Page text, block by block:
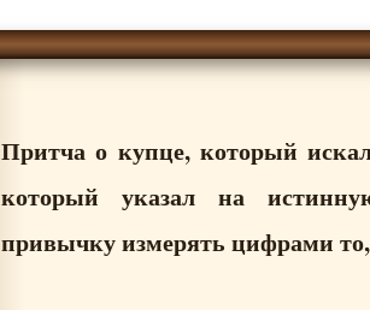
Притча о купце, который
который указал на
привычку измерять цифрами